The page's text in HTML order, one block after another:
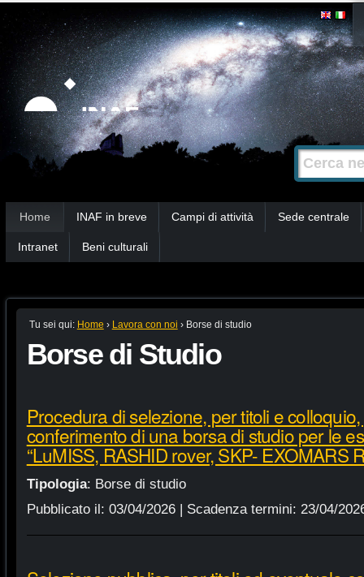
Strumenti
personali
Salta
contenuti.
|
Salta
alla
navigazione
Cerca nel
Ricerca
avanzata…
Home INAF in breve Campi di attività Sede centrale
Intranet Beni culturali
Tu sei qui: Home › Lavora con noi › Borse di studio
Borse di Studio
Procedura di selezione, per titoli e
conferimento di una borsa di studio per le
“LuMISS, RASHID rover, SKP- EXOMARS
Tipologia: Borse di studio
Pubblicato il: 03/04/2026| Scadenza termini: 23/04/